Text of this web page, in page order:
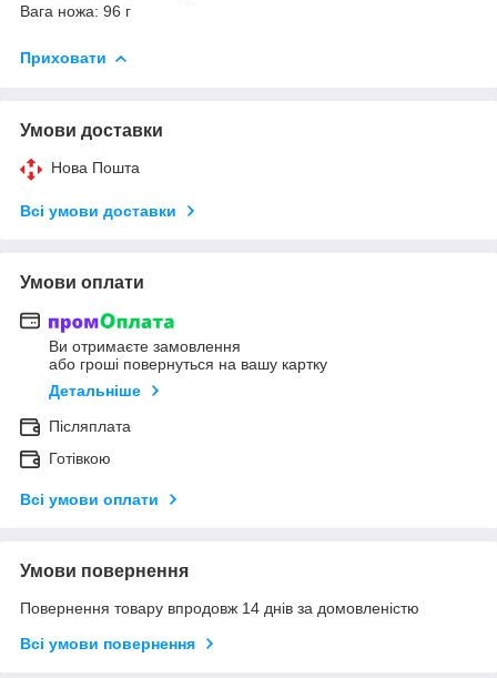
Вага ножа: 96 г
Приховати
Умови доставки
Нова Пошта
Всі умови доставки
Умови оплати
Ви отримаєте замовлення
або гроші повернуться на вашу картку
Детальніше
Післяплата
Готівкою
Всі умови оплати
Умови повернення
Повернення товару впродовж 14 днів за домовленістю
Всі умови повернення